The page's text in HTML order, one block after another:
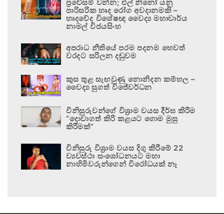
ප්‍රවේසම් වන්න; එල් නිනෝ යනු
පාරිසරික හෘද රෝග අවදානමකි –
හෘදවේද විශේෂඥ වෛද්‍ය මහාචාර්ය
නාමල් විජයසිංහ
අපරාධ නීතියේ පරම පදනම හෙවත්
වරදට සරිලන දඬුවම
කුස තුළ සැඟවුණු නොනිදන කම්හල –
වෛද්‍ය සුගත් විජේවර්ධන
විනිසුරුවන්ගේ විශ්‍රාම වයස දීර්ඝ කිරීම
“දොවාගත් කිරි කළයට ගොම මුසු
කිරීමක්”
විනිසුරු විශ්‍රාම වයස දිගු කිරීමේ 22
ව්‍යවස්ථා සංශෝධනයට මහා
නාහිමිවරුන්ගෙන් විරෝධයක් නෑ